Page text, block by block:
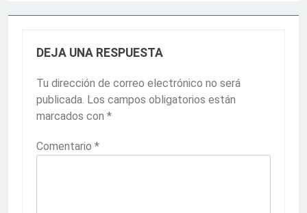
DEJA UNA RESPUESTA
Tu dirección de correo electrónico no será
publicada. Los campos obligatorios están
marcados con *
Comentario *